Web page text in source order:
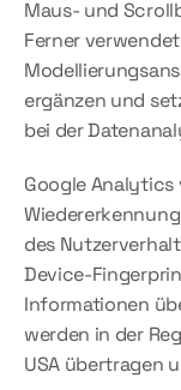
Maus- und
Ferner
ergänzen und
bei der
Google Analytics
des
Device-
Informationen
werden in der
USA übertragen